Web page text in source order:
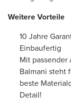
Weitere Vorteile
10 Jahre
Einbaufertig
Mit
Balmani steht
beste
Detail!